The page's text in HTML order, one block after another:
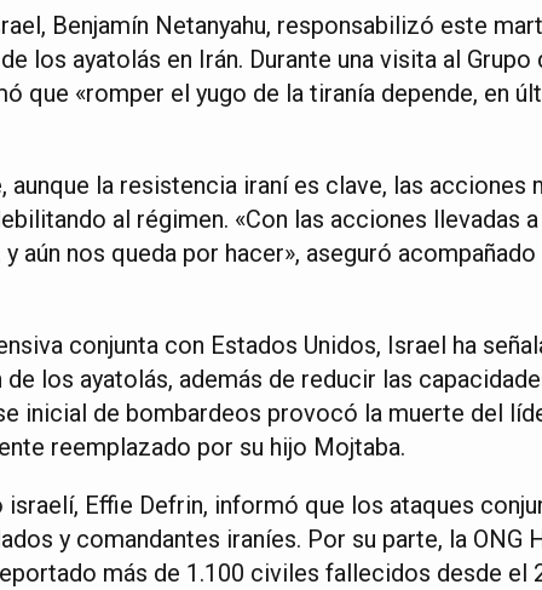
Benjamín Netanyahu, responsabilizó este
los ayatolás en Irán. Durante una visita al Grupo
que «romper el yugo de la tiranía depende, en
aunque la resistencia iraní es clave, las acciones
al régimen. «Con las acciones llevadas
aún nos queda por hacer», aseguró
conjunta con Estados Unidos, Israel ha
los ayatolás, además de reducir las
inicial de bombardeos provocó la muerte del
reemplazado por su hijo Mojtaba.
Effie Defrin, informó que los ataques
y comandantes iraníes. Por su parte, la ONG
más de 1.100 civiles fallecidos desde el